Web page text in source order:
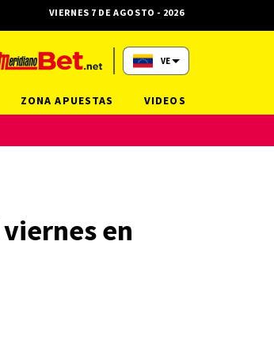
en
VIERNES 7 DE AGOSTO - 2026
VE
ZONA APUESTAS VIDEOS